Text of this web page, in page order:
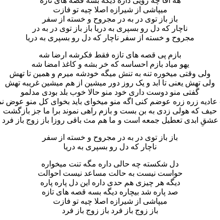
میپاشی از شیرازه اصلا چیه تو فازت
باز باز توی در به در مجروح و خسته از سفر
ناچار که دل رو بسپری به دریا باز باز توی در به در
مجروح و خسته از سفر ناچار که دل رو بسپری به دریا
بازم پی قصه های تازه فقط فکرشه ارضا شه
یهو میاد بازم احساسه که خر بشه و کاغذ امضا شه
ولی وقتی میخوره تنه به تنش میگه خودشه میرم و همین تا تهش
ولی تهش یعنی تا ابد و یک روز دور میشین از هم میشین غریبه تهش
گفتی منو دوست داری خود منو حالا خوب بلد بودی مدلمو
زره زره عوضم کنی اگه منو میخوای باید بخوای کل منو عوض
حیف که هولی زدی به بن بست و بازم راهی نموند برا ما جز بازگشت
عشقِ ابدی تعطیل جمعه است و ما هم مث باقی روزا باز زوج باز فرد
باز باز توی در به در مجروح و خسته از سفر
ناچار که دل رو بسپری به دریا
دل شکسته چه حالی داره مگه تنت میخواره
حواست نیست به حالت مساعد نیست احوالت
دیگه هر چیزی هم حدی داره این دل پاره پاره
صد پاره شد بیچاره دیگه بسه قصه های تازه
میپاشی از شیرازه اصلا چیه تو فازت
باز زوج باز فرد باز زوج باز فرد